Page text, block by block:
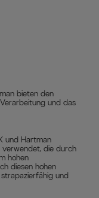
bieten den
und das
und Hartman
die durch
hohen
diesen hohen
und